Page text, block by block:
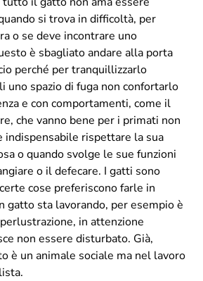
si trova in difficoltà, per
o se deve incontrare uno
è sbagliato andare alla porta
perché per tranquillizzarlo
uno spazio di fuga non confortarlo
e con comportamenti, come il
che vanno bene per i primati non
indispensabile rispettare la sua
o quando svolge le sue funzioni
o il defecare. I gatti sono
cose preferiscono farle in
gatto sta lavorando, per esempio è
in attenzione
non essere disturbato. Già,
è un animale sociale ma nel lavoro